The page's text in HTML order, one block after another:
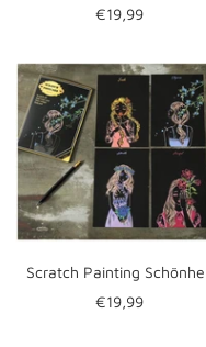
Angebotspreis
€19,99
Scratch Painting
Angebotspreis
€19,99